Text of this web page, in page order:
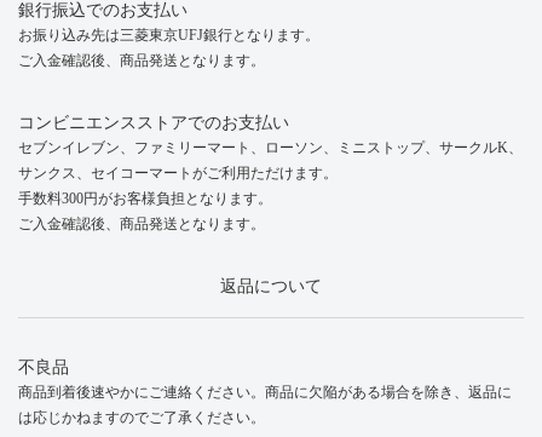
銀行振込でのお支払い
お振り込み先は三菱東京UFJ銀行となります。
ご入金確認後、商品発送となります。
コンビニエンスストアでのお支払い
セブンイレブン、ファミリーマート、ローソン、ミニストップ、サークルK、
サンクス、セイコーマートがご利用ただけます。
手数料300円がお客様負担となります。
ご入金確認後、商品発送となります。
返品について
不良品
商品到着後速やかにご連絡ください。商品に欠陥がある場合を除き、返品に
は応じかねますのでご了承ください。